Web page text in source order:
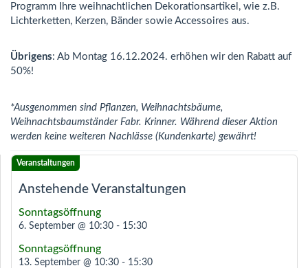
Programm Ihre weihnachtlichen Dekorationsartikel, wie z.B.
Lichterketten, Kerzen, Bänder sowie Accessoires aus.
Übrigens: Ab Montag 16.12.2024. erhöhen wir den Rabatt auf
50%!
*Ausgenommen sind Pflanzen, Weihnachtsbäume,
Weihnachtsbaumständer Fabr. Krinner. Während dieser Aktion
werden keine weiteren Nachlässe (Kundenkarte) gewährt!
Anstehende Veranstaltungen
Sonntagsöffnung
6. September @ 10:30 - 15:30
Sonntagsöffnung
13. September @ 10:30 - 15:30